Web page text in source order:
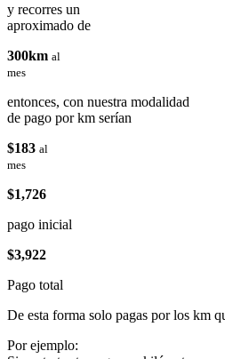
y recorres un
aproximado de
300km al
mes
entonces, con nuestra modalidad
de pago por km serían
$183 al
mes
$1,726
pago inicial
$3,922
Pago total
De esta forma solo pagas por los km
Por ejemplo: